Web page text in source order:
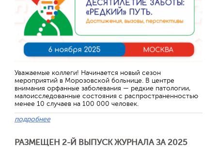
Уважаемые коллеги! Начинается новый сезон
мероприятий в Морозовской больнице. В центре
внимания орфанные заболевания — редкие патологии,
малоисследованные состояния с распространенностью
менее 10 случаев на 100 000 человек.
подробнее
РАЗМЕЩЕН 2-Й ВЫПУСК ЖУРНАЛА ЗА 2025